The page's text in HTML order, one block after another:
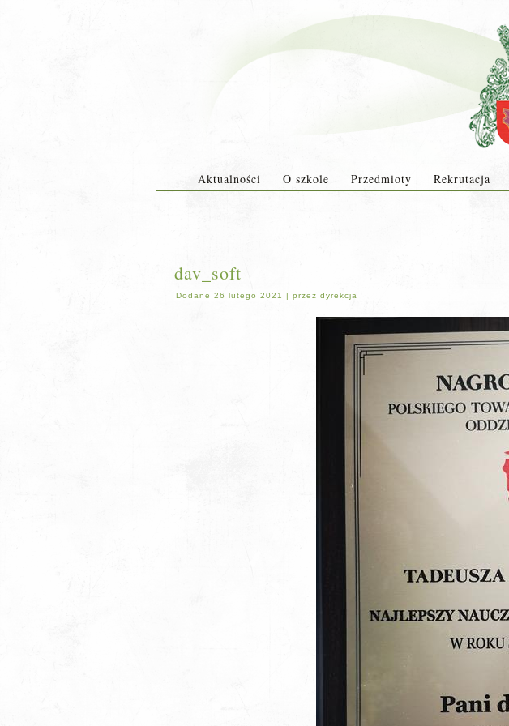
Aktualności O szkole Przedmioty Rekrutacja
dav_soft
Dodane 26 lutego 2021 | przez dyrekcja